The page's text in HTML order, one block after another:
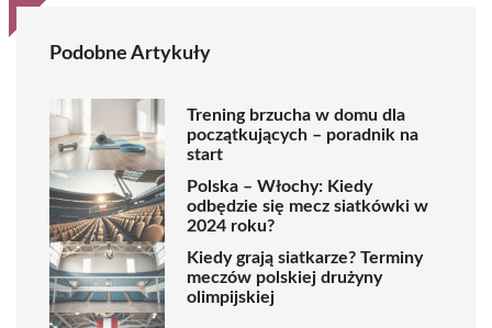
Podobne Artykuły
Trening brzucha w domu dla
początkujących – poradnik na
start
Polska – Włochy: Kiedy
odbędzie się mecz siatkówki w
2024 roku?
Kiedy grają siatkarze? Terminy
meczów polskiej drużyny
olimpijskiej